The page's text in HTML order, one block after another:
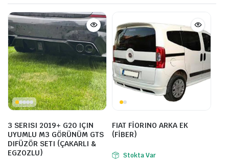
3 SERISI 2019+ G20 IÇIN
UYUMLU M3 GÖRÜNÜM GTS
DIFÜZÖR SETI (ÇAKARLI &
EGZOZLU)
FIAT FİORINO ARKA EK
(FİBER)
Stokta Var